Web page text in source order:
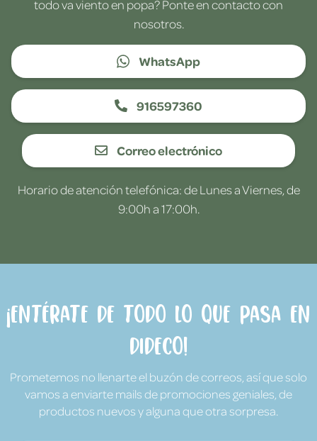
todo va viento en popa? Ponte en contacto con
nosotros.
WhatsApp
916597360
Correo electrónico
Horario de atención telefónica: de Lunes a Viernes, de
9:00h a 17:00h.
¡Entérate de todo lo que pasa en
Dideco!
Prometemos no llenarte el buzón de correos, así que solo
vamos a enviarte mails de promociones geniales, de
productos nuevos y alguna que otra sorpresa.